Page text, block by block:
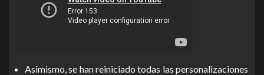
Asimismo, se han reiniciado todas las personalizaciones